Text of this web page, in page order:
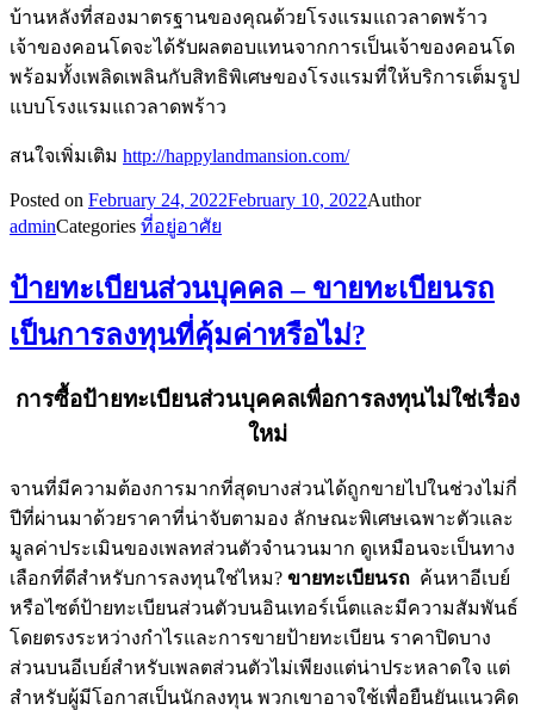
บ้านหลังที่สองมาตรฐานของคุณด้วยโรงแรมแถวลาดพร้าว
เจ้าของคอนโดจะได้รับผลตอบแทนจากการเป็นเจ้าของคอนโด
พร้อมทั้งเพลิดเพลินกับสิทธิพิเศษของโรงแรมที่ให้บริการเต็มรูป
แบบโรงแรมแถวลาดพร้าว
สนใจเพิ่มเติม http://happylandmansion.com/
Posted on February 24, 2022February 10, 2022Author
adminCategories ที่อยู่อาศัย
ป้ายทะเบียนส่วนบุคคล – ขายทะเบียนรถ
เป็นการลงทุนที่คุ้มค่าหรือไม่?
การซื้อป้ายทะเบียนส่วนบุคคลเพื่อการลงทุนไม่ใช่เรื่อง
ใหม่
จานที่มีความต้องการมากที่สุดบางส่วนได้ถูกขายไปในช่วงไม่กี่
ปีที่ผ่านมาด้วยราคาที่น่าจับตามอง ลักษณะพิเศษเฉพาะตัวและ
มูลค่าประเมินของเพลทส่วนตัวจำนวนมาก ดูเหมือนจะเป็นทาง
เลือกที่ดีสำหรับการลงทุนใช่ไหม? ขายทะเบียนรถ ค้นหาอีเบย์
หรือไซต์ป้ายทะเบียนส่วนตัวบนอินเทอร์เน็ตและมีความสัมพันธ์
โดยตรงระหว่างกำไรและการขายป้ายทะเบียน ราคาปิดบาง
ส่วนบนอีเบย์สำหรับเพลตส่วนตัวไม่เพียงแต่น่าประหลาดใจ แต่
สำหรับผู้มีโอกาสเป็นนักลงทุน พวกเขาอาจใช้เพื่อยืนยันแนวคิด